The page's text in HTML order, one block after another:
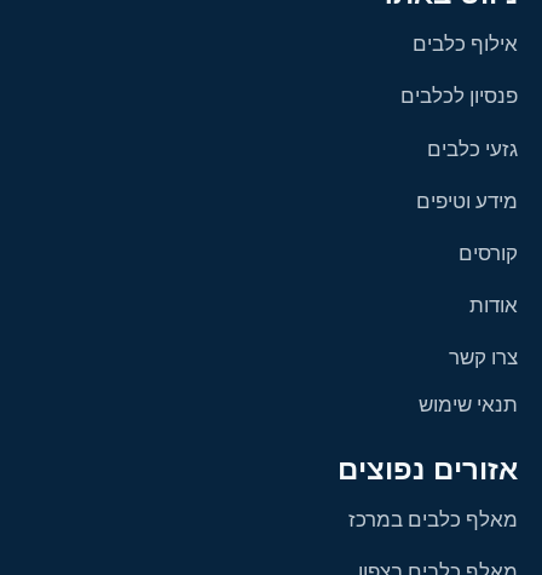
אילוף כלבים
פנסיון לכלבים
גזעי כלבים
מידע וטיפים
קורסים
אודות
צרו קשר
תנאי שימוש
אזורים נפוצים
מאלף כלבים במרכז